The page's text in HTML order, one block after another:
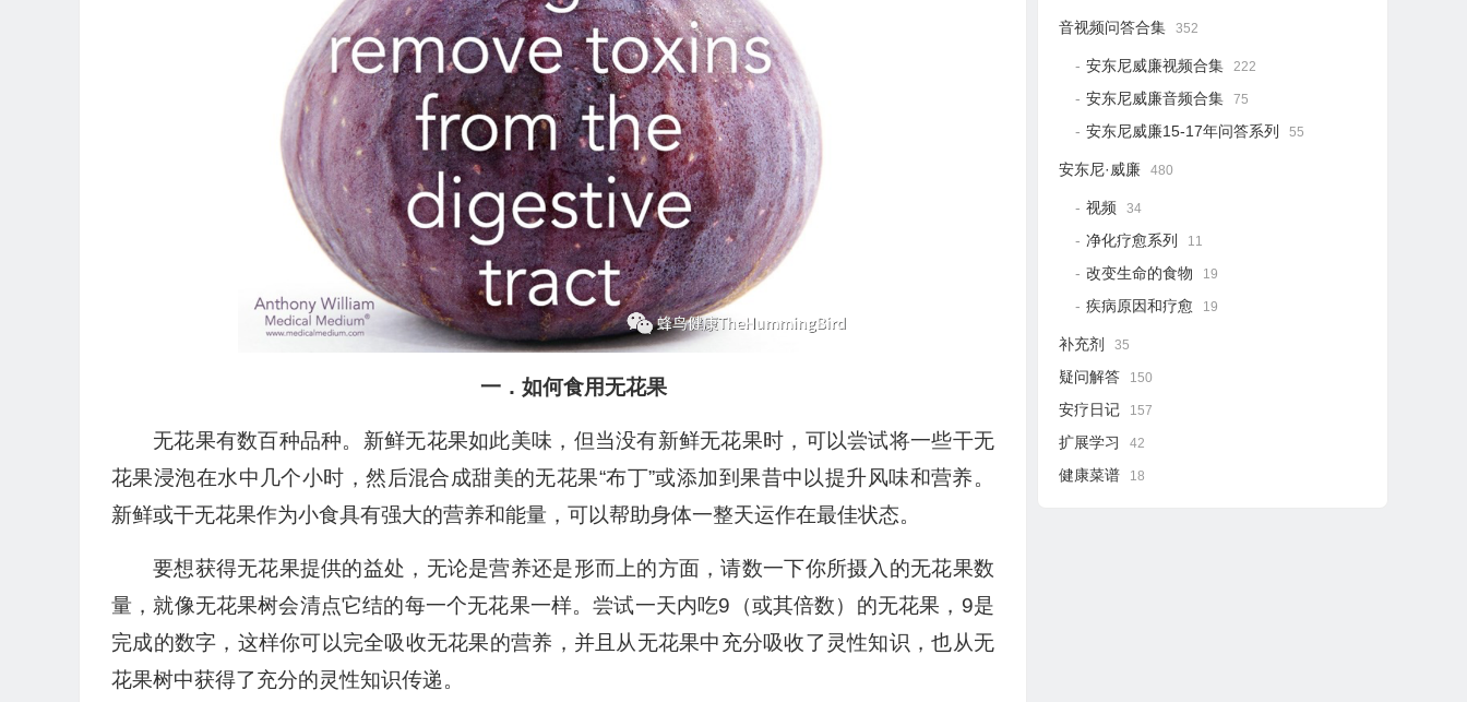
一．如何食用无花果
无花果有数百种品种。新鲜无花果如此美味，但当没有新鲜无花果时，可以尝试将一些干无
花果浸泡在水中几个小时，然后混合成甜美的无花果“布丁”或添加到果昔中以提升风味和营养。
新鲜或干无花果作为小食具有强大的营养和能量，可以帮助身体一整天运作在最佳状态。
要想获得无花果提供的益处，无论是营养还是形而上的方面，请数一下你所摄入的无花果数
量，就像无花果树会清点它结的每一个无花果一样。尝试一天内吃9（或其倍数）的无花果，9是
完成的数字，这样你可以完全吸收无花果的营养，并且从无花果中充分吸收了灵性知识，也从无
花果树中获得了充分的灵性知识传递。
音视频问答合集 352
安东尼威廉视频合集 222
安东尼威廉音频合集 75
安东尼威廉15-17年问答系列 55
安东尼·威廉 480
视频 34
净化疗愈系列 11
改变生命的食物 19
疾病原因和疗愈 19
补充剂 35
疑问解答 150
安疗日记 157
扩展学习 42
健康菜谱 18